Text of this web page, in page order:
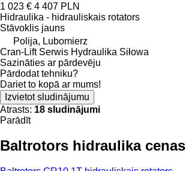
1 023 € 4 407 PLN
Hidraulika - hidrauliskais rotators
Stāvoklis jauns
Polija, Lubomierz
Cran-Lift Serwis Hydraulika Siłowa
Sazināties ar pārdevēju
Pārdodat tehniku?
Dariet to kopā ar mums!
Izvietot sludinājumu
Atrasts: 18 sludinājumi
Parādīt
Baltrotors hidraulika cenas